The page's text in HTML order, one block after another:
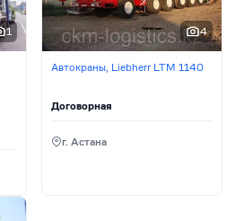
1 4
Автокраны, Liebherr LTM 1140
Договорная
г. Астана